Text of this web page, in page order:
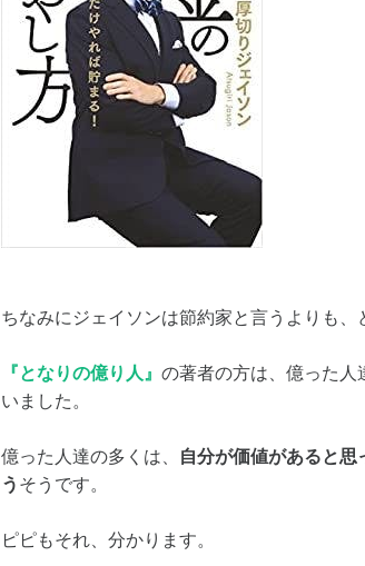
ちなみにジェイソンは節約家と言うよりも、
『となりの億り人』 の著者の方は、億った人
いました。
億った人達の多くは、
自分が価値があると
う そうです。
ピピもそれ、分かります。